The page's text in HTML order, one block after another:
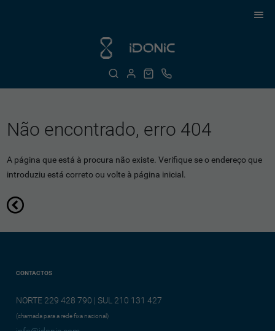
Não encontrado, erro 404
A página que está à procura não existe. Verifique se o endereço que
introduziu está correto ou volte à página inicial.
CONTACTOS
NORTE 229 428 790 | SUL 210 131 427
(chamada para a rede fixa nacional)